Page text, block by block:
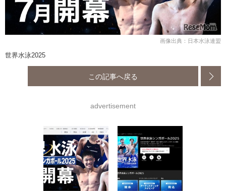
画像出典：日本水泳連盟
世界水泳2025
この記事へ戻る
advertisement